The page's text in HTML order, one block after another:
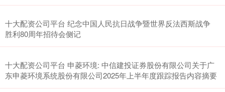
十大配资公司平台 纪念中国人民抗日战争暨世界反法西斯战争
胜利80周年招待会侧记
十大配资公司平台 申菱环境: 中信建投证券股份有限公司关于广
东申菱环境系统股份有限公司2025年上半年度跟踪报告内容摘要